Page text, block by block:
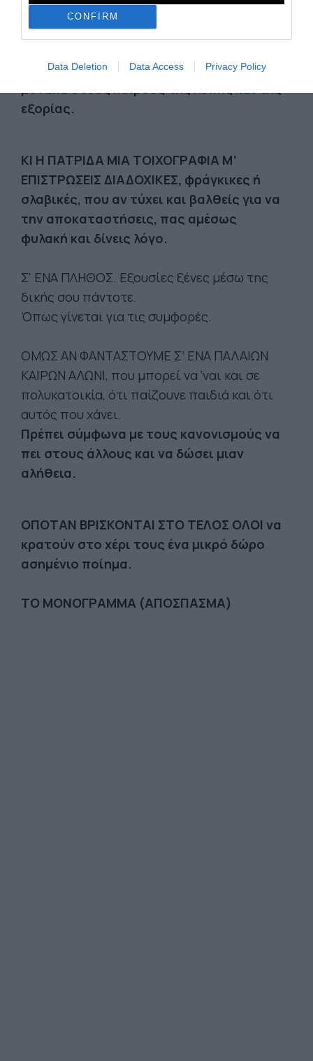
CONFIRM
Data Deletion Data Access Privacy Policy
ΞΕΡΩ ΠΩΣ ΕΙΝΑΙ ΤΙΠΟΤΕ ΟΛ’ ΑΥΤΑ και πως η
γλώσσα που μιλώ δεν έχει αλφάβητο.
συλλαβική που την αποκρυπτογραφείς
μονάχα στους καιρούς της λύπης και της
εξορίας.
KΙ Η ΠΑΤΡΙΔΑ ΜΙΑ ΤΟΙΧΟΓΡΑΦΙΑ Μ’
ΕΠΙΣΤΡΩΣΕΙΣ ΔΙΑΔΟΧΙΚΕΣ, φράγκικες ή
σλαβικές, που αν τύχει και βαλθείς για να
την αποκαταστήσεις, πας αμέσως
φυλακή και δίνεις λόγο.
Σ' ΕΝΑ ΠΛΗΘΟΣ. Εξουσίες ξένες μέσω της
δικής σου πάντοτε.
Όπως γίνεται για τις συμφορές.
ΟΜΩΣ ΑΝ ΦΑΝΤΑΣΤΟΥΜΕ Σ’ ΕΝΑ ΠΑΛΑΙΩΝ
ΚΑΙΡΩΝ ΑΛΩΝΙ, που μπορεί να ‘ναι και σε
πολυκατοικία, ότι παίζουνε παιδιά και ότι
αυτός που χάνει.
Πρέπει σύμφωνα με τους κανονισμούς να
πει στους άλλους και να δώσει μιαν
αλήθεια.
OΠΟΤΑΝ ΒΡΙΣΚΟΝΤΑΙ ΣΤΟ ΤΕΛΟΣ ΟΛΟΙ να
κρατούν στο χέρι τους ένα μικρό δώρο
ασημένιο ποίημα.
ΤΟ ΜΟΝΟΓΡΑΜΜΑ (ΑΠΟΣΠΑΣΜΑ)